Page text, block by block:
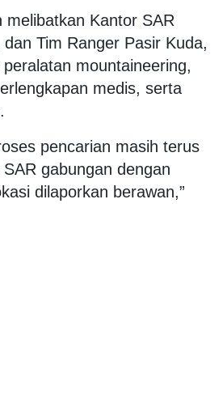
melibatkan Kantor SAR
Tim Ranger Pasir Kuda,
mountaineering,
medis, serta
pencarian masih terus
gabungan dengan
dilaporkan berawan,”